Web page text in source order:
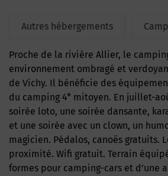
Autres hébergements
Proche de la rivière Allier, le camping propose un
environnement ombragé et
de Vichy. Il bénéficie des
du camping 4* mitoyen. En juillet-
soirée loto, une soirée dansante,
et une soirée avec un clown, un
magicien. Pédalos, canoës gratuits.
proximité. Wifi gratuit. Terrain
formes pour camping-cars et d’une